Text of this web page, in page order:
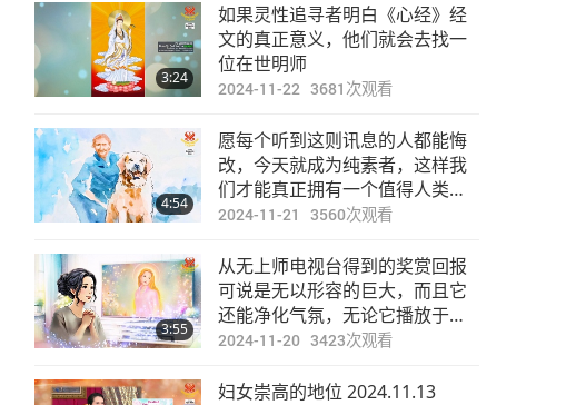
3:24
如果灵性追寻者明白《心经》经
文的真正意义，他们就会去找一
位在世明师
2024-11-22 3681 次观看
4:54
愿每个听到这则讯息的人都能悔
改，今天就成为纯素者，这样我
们才能真正拥有一个值得人类和
动物族人共同生存的世界
2024-11-21 3560次观看
3:55
从无上师电视台得到的奖赏回报
可说是无以形容的巨大，而且它
还能净化气氛，无论它播放于何
处
2024-11-20 3423次观看
妇女崇高的地位 2024.11.13